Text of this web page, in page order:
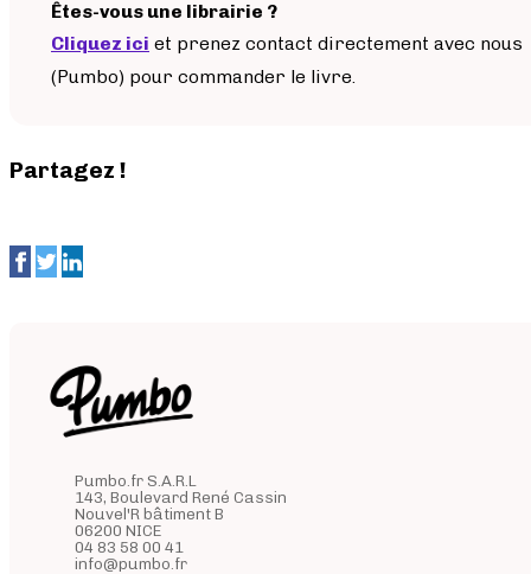
Êtes-vous une librairie ?
Cliquez ici et prenez contact directement avec nous
(Pumbo) pour commander le livre.
Partagez !
Pumbo.fr S.A.R.L
143, Boulevard René Cassin
Nouvel'R bâtiment B
06200 NICE
04 83 58 00 41
info@pumbo.fr